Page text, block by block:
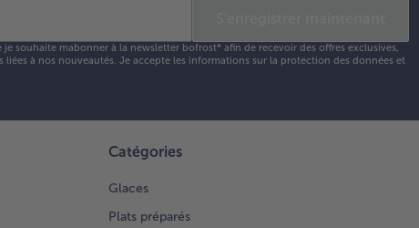
souhaite mabonner à la newsletter bofrost* afin de recevoir des offres exclusives,
à nos nouveautés. Je accepte les informations sur la protection des données et
Catégories
Glaces
Plats préparés